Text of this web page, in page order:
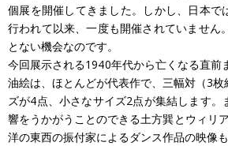
個展を開催してきました。しかし、日本で
行われて以来、一度も開催されていません
とない機会なのです。
今回展示される1940年代から亡くなる直前
油絵は、ほとんどが代表作で、三幅対（3
ズが4点、小さなサイズ2点が集結します。
響をうかがうことのできる土方巽とウィリ
洋の東西の振付家によるダンス作品の映像も